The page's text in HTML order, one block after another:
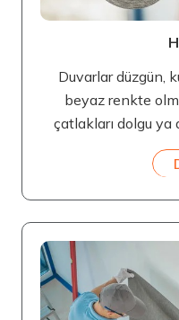
Duvarlar düzgün,
beyaz renkte
çatlakları dolgu ya